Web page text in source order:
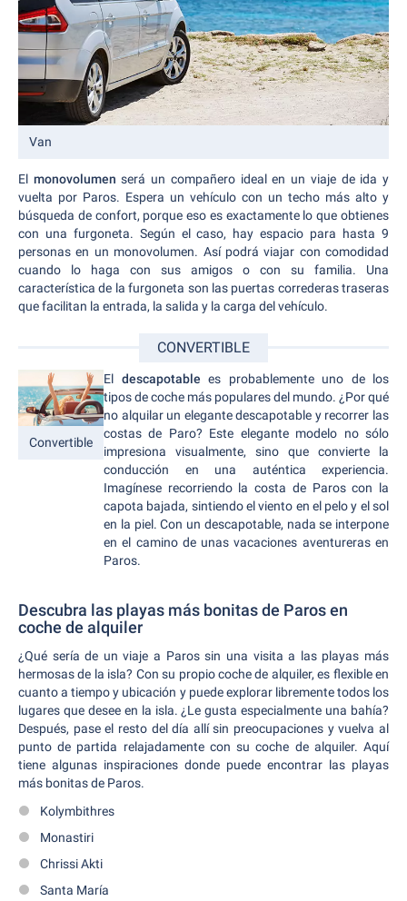
Van
El monovolumen será un compañero ideal en un viaje de ida y
vuelta por Paros. Espera un vehículo con un techo más alto y
búsqueda de confort, porque eso es exactamente lo que obtienes
con una furgoneta. Según el caso, hay espacio para hasta 9
personas en un monovolumen. Así podrá viajar con comodidad
cuando lo haga con sus amigos o con su familia. Una
característica de la furgoneta son las puertas correderas traseras
que facilitan la entrada, la salida y la carga del vehículo.
CONVERTIBLE
Convertible
El descapotable es probablemente uno de los
tipos de coche más populares del mundo. ¿Por qué
no alquilar un elegante descapotable y recorrer las
costas de Paro? Este elegante modelo no sólo
impresiona visualmente, sino que convierte la
conducción en una auténtica experiencia.
Imagínese recorriendo la costa de Paros con la
capota bajada, sintiendo el viento en el pelo y el sol
en la piel. Con un descapotable, nada se interpone
en el camino de unas vacaciones aventureras en
Paros.
Descubra las playas más bonitas de Paros en
coche de alquiler
¿Qué sería de un viaje a Paros sin una visita a las playas más
hermosas de la isla? Con su propio coche de alquiler, es flexible en
cuanto a tiempo y ubicación y puede explorar libremente todos los
lugares que desee en la isla. ¿Le gusta especialmente una bahía?
Después, pase el resto del día allí sin preocupaciones y vuelva al
punto de partida relajadamente con su coche de alquiler. Aquí
tiene algunas inspiraciones donde puede encontrar las playas
más bonitas de Paros.
Kolymbithres
Monastiri
Chrissi Akti
Santa María